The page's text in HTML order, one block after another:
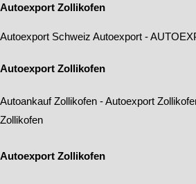
Autoexport Zollikofen
Autoexport Schweiz Autoexport -
Autoexport Zollikofen
Autoankauf Zollikofen -Autoexport
Zollikofen
Autoexport Zollikofen